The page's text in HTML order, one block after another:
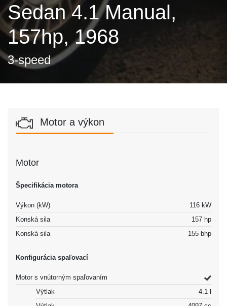
Sedan 4.1 Manual,
157hp, 1968
3-speed
Motor a výkon
Motor
Špecifikácia motora
Výkon (kW)
116 kW
Konská sila
157 hp
Konská sila
155 bhp
Konfigurácia spaľovací
Motor s vnútorným spaľovaním
Výtlak
4.1 l